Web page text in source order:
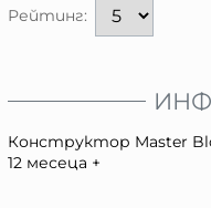
Рейтинг:
Конструктор Master
12 месеца +